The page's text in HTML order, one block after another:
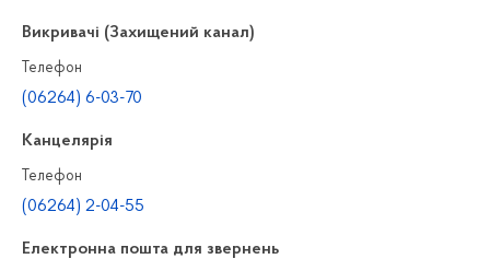
Викривачі (Захищений канал)
Телефон
(06264) 6-03-70
Канцелярiя
Телефон
(06264) 2-04-55
Електронна пошта для звернень